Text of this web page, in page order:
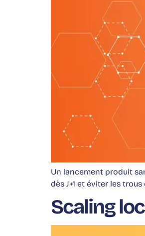
Un lancement produit
dès J+1 et éviter les
Scaling